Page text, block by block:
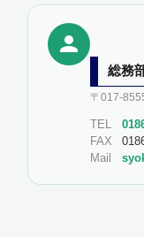
総務
〒017-
TEL
FAX
Mail